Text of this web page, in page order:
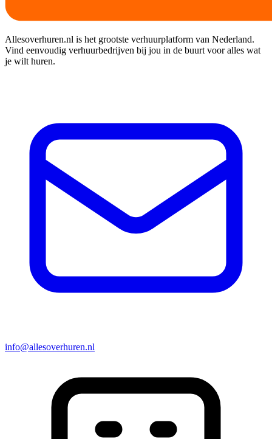
Allesoverhuren.nl is het grootste verhuurplatform van Nederland.
Vind eenvoudig verhuurbedrijven bij jou in de buurt voor alles wat
je wilt huren.
info@allesoverhuren.nl